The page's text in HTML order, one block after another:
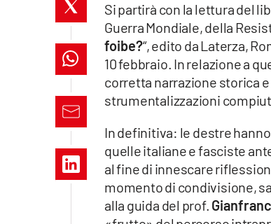
catanzarochannel.it
lacapitalenews.it
Si partirà con la lettura del
Guerra Mondiale, della
foibe?“, edito da Laterza,
10 febbraio. In relazione a
corretta narrazione storica
strumentalizzazioni
In definitiva: le destre
quelle italiane e fasciste
al fine di innescare
momento di condivisione,
alla guida del prof.